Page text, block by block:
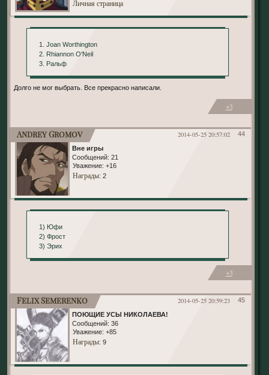
Личная страница
1. Joan Worthington
2. Rhiannon O'Neil
3. Ральф
Долго не мог выбрать. Все прекрасно написали.
+3
44
2014-05-25 20:57:02
Andrey Gromov
Вне игры
Сообщений: 21
Уважение: +16
Награды: 2
1) Юфи
2) Фрост
3) Эрих
+3
45
2014-05-25 20:59:23
Felix Semerenko
ПОЮЩИЕ УСЫ НИКОЛАЕВА!
Сообщений: 36
Уважение: +85
Награды: 9